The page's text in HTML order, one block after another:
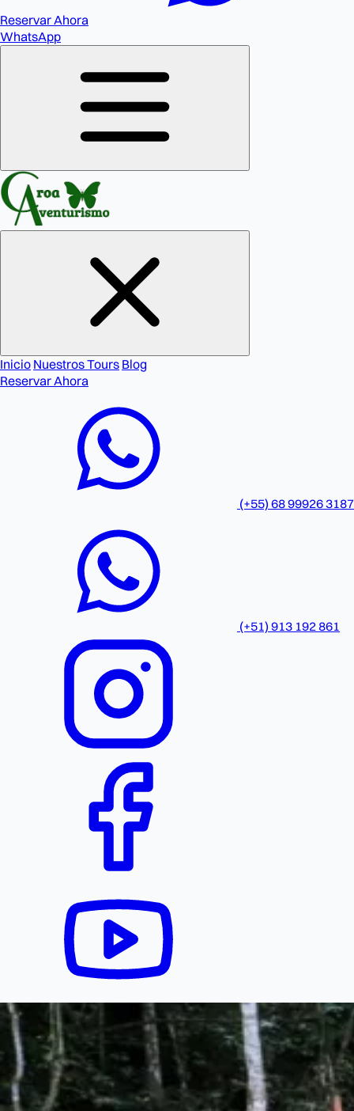
Reservar Ahora
WhatsApp
Inicio Nuestros Tours Blog
Reservar Ahora
(+55) 68 99926 3187
(+51) 913 192 861